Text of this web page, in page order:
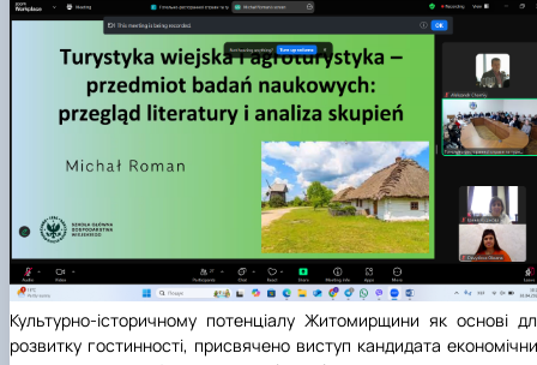
Культурно-історичному потенціалу Житомирщини як основі
розвитку гостинності, присвячено виступ кандидата